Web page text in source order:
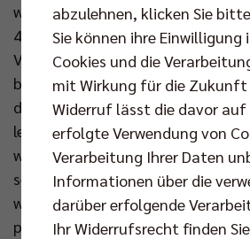
war ja früher immer etwas
43-jährige Finanzfachmann
Volleys in Pokalspielen in der
böse Überraschung erlebten.
die Naumanns in den Südwesten
letzten beiden Jahren hat es so
wollten wir auch jetzt
seinem Vater Holger tritt er die
war auch schon einmal dabei.
paar Jahren eine Dauerkarte im
abzulehnen, klicken Sie
Sie können ihre Einwilligung
Cookies und die
mit Wirkung für die Zukunft
Widerruf lässt die davor auf
erfolgte Verwendung von
Verarbeitung Ihrer Daten
Informationen über die
darüber erfolgende
Ihr Widerrufsrecht finden